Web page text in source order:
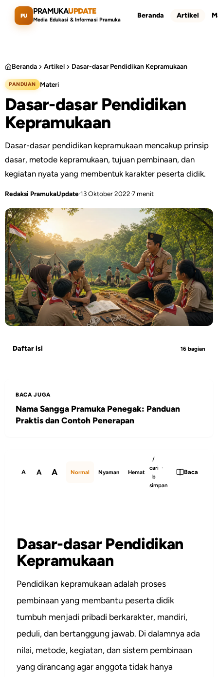
Lewati ke konten utama
PU PRAMUKAUPDATE
Media Edukasi & Informasi Pramuka
Beranda Artikel
Cari artikel
Beranda Artikel Dasar-dasar Pendidikan Kepramukaan
PANDUAN Materi
Dasar-dasar Pendidikan
Kepramukaan
Dasar-dasar pendidikan kepramukaan mencakup prinsip
dasar, metode kepramukaan, tujuan pembinaan, dan
kegiatan nyata yang membentuk karakter peserta didik.
Redaksi PramukaUpdate·13 Oktober 2022·7 menit
Daftar isi 16 bagian
BACA JUGA
Nama Sangga Pramuka Penegak: Panduan
Praktis dan Contoh Penerapan
A A A Normal Nyaman Hemat
/
cari ·
b
simpan
Baca
Dasar-dasar Pendidikan
Kepramukaan
Pendidikan kepramukaan adalah proses
pembinaan yang membantu peserta didik
tumbuh menjadi pribadi berkarakter, mandiri,
peduli, dan bertanggung jawab. Di dalamnya ada
nilai, metode, kegiatan, dan sistem pembinaan
yang dirancang agar anggota tidak hanya